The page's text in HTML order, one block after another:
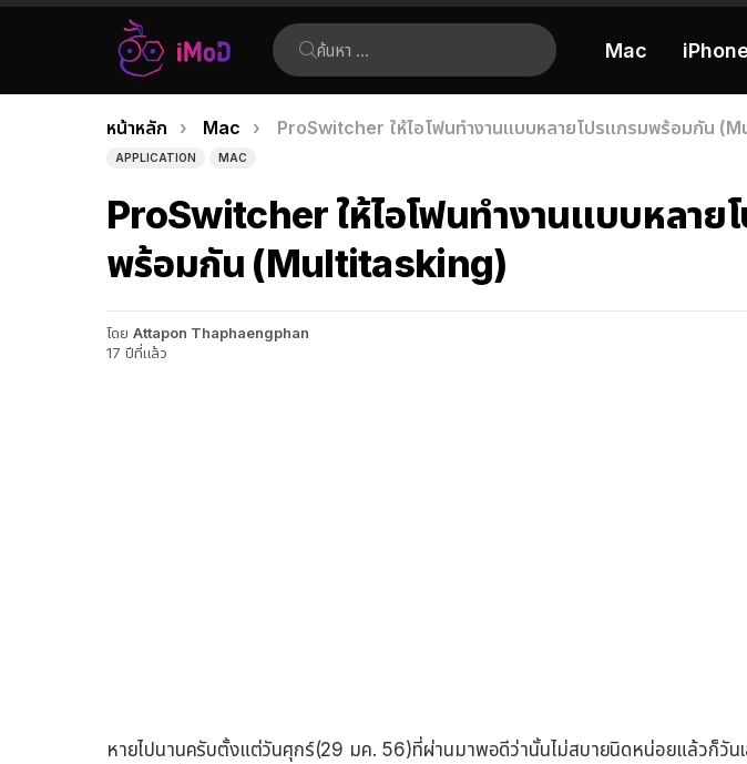
ค้นหา:
Mac
เรื่อง
ล่าสุด
คุณอยู่ที่นี่:
หน้าหลัก Mac ProSwitcher ให้ไอโฟนทำงานแบบหลายโปรแกรมพร้อมกัน
APPLICATION MAC
ProSwitcher ให้ไอโฟนทำงานแบบหลาย
พร้อมกัน (Multitasking)
โดย Attapon Thaphaengphan
17 ปีที่แล้ว
หายไปนานครับตั้งแต่วันศุกร์(29 มค. 56)ที่ผ่านมาพอดีว่านั้นไม่สบายนิดหน่อยแล้วก็วัน